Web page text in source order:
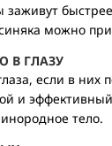
можно
В ГЛАЗУ
если в
и
тело.